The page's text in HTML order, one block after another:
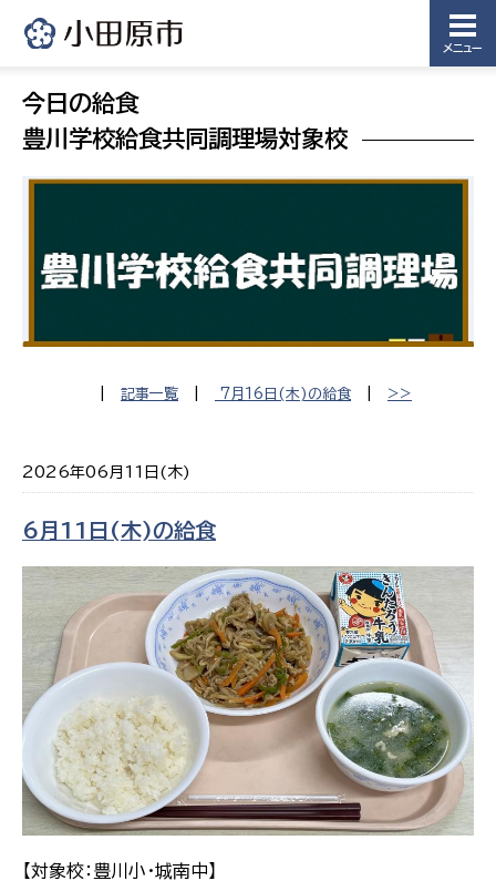
メニュー
今日の給食
豊川学校給食共同調理場対象校
記事一覧 7月16日(木)の給食 >>
2026年06月11日(木)
6月11日(木)の給食
【対象校：豊川小・城南中】